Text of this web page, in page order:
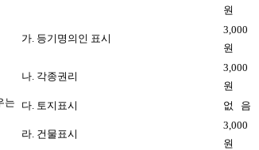
원
는
가. 등기명의인 표시
3,000
원
나. 각종권리
3,000
원
다. 토지표시
없 음
라. 건물표시
3,000
원